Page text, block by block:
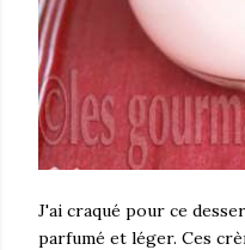
J'ai craqué pour ce
parfumé et léger. Ces